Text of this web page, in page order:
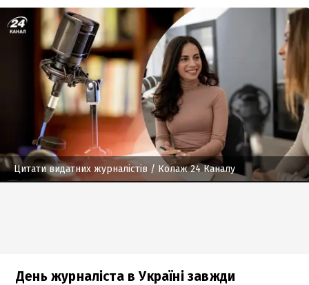
Цитати видатних журналістів / Колаж 24 Каналу
День журналіста в Україні завжди